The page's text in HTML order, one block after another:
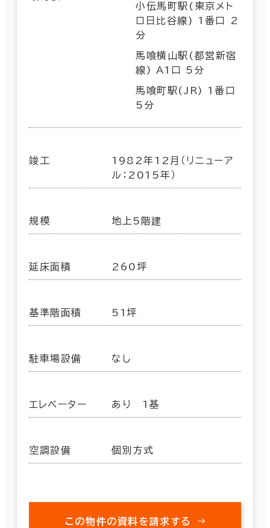
小伝馬町駅(東京メト
ロ日比谷線) 1番口 2
分
馬喰横山駅(都営新宿
線) A1口 5分
馬喰町駅(JR) 1番口
5分
竣工
1982年12月（リニューア
ル：2015年）
規模 地上5階建
延床面積 260坪
基準階面積 51坪
駐車場設備 なし
エレベーター あり 1基
空調設備 個別方式
この物件の資料を請求する